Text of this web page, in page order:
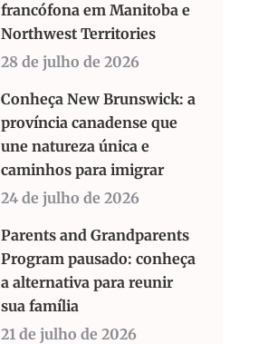
francófona em Manitoba e
Northwest Territories
28 de julho de 2026
Conheça New Brunswick: a
província canadense que
une natureza única e
caminhos para imigrar
24 de julho de 2026
Parents and Grandparents
Program pausado: conheça
a alternativa para reunir
sua família
21 de julho de 2026